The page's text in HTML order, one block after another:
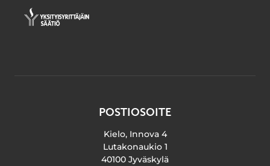
POSTIOSOITE
Kielo, Innova 4
Lutakonaukio 1
40100 Jyväskylä